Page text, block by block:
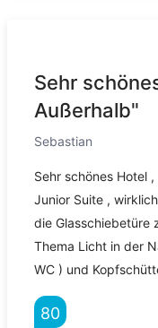
Sehr
Außerhalb"
Sebastian
Sehr schönes Hotel
Junior Suite ,
die Glasschiebetüre
Thema Licht in der
WC ) und
80